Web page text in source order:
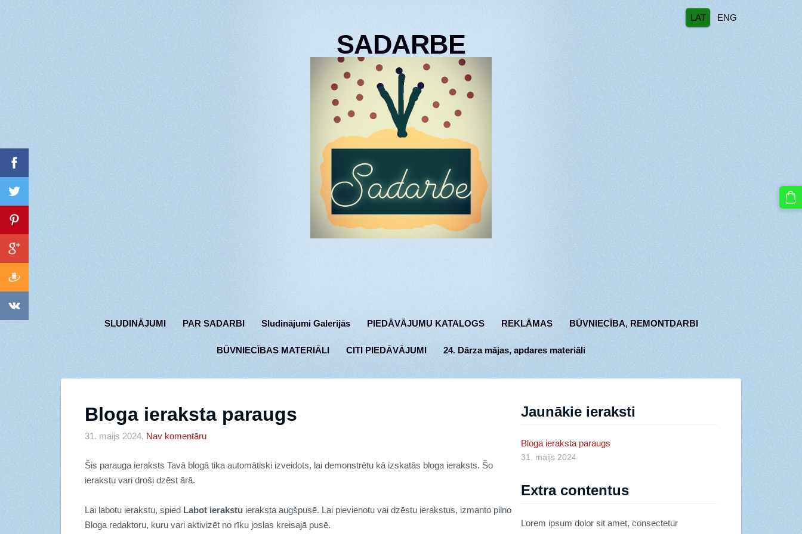
SADARBE
SLUDINĀJUMI PAR SADARBI Sludinājumi Galerijās PIEDĀVĀJUMU KATALOGS REKLĀMAS BŪVNIECĪBA, REMONTDARBI
BŪVNIECĪBAS MATERIĀLI CITI PIEDĀVĀJUMI 24. Dārza mājas, apdares materiāli
LAT ENG
Jaunākie ieraksti
Bloga ieraksta paraugs
31. maijs 2024
Extra contentus
Lorem ipsum dolor sit amet, consectetur
Bloga ieraksta paraugs
31. maijs 2024, Nav komentāru
Šis parauga ieraksts Tavā blogā tika automātiski izveidots, lai demonstrētu kā izskatās bloga ieraksts. Šo
ierakstu vari droši dzēst ārā.
Lai labotu ierakstu, spied Labot ierakstu ieraksta augšpusē. Lai pievienotu vai dzēstu ierakstus, izmanto pilno
Bloga redaktoru, kuru vari aktivizēt no rīku joslas kreisajā pusē.